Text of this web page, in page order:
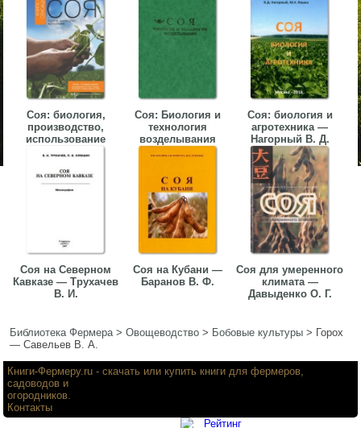
Соя: биология,
производство,
использование
Соя: Биология и
технология
возделывания
Соя: биология и
агротехника —
Нагорный В. Д.
Соя на Северном
Кавказе — Трухачев
В. И.
Соя на Кубани —
Баранов В. Ф.
Соя для умеренного
климата —
Давыденко О. Г.
Библиотека Фермера>Овощеводство > Бобовые культуры > Горох
— Савельев В. А.
Книги-Фермеру.ru - скачать или купить книги для фермеров,
садоводов и
огородников.
Контакты